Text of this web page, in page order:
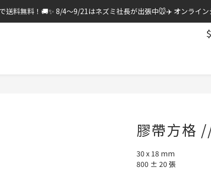
送料無料！🚚✨ 8/4〜9/21はネズミ社長が出張中🐭✈️ オンライン
$
膠帶方格
30 x 18 mm
800 ± 20 張